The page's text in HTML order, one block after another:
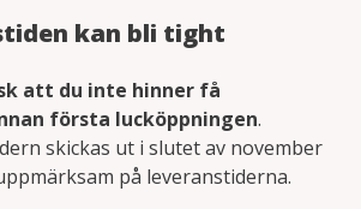
kan bli tight
att du inte hinner få
första lucköppningen.
skickas ut i slutet av november
på leveranstiderna.